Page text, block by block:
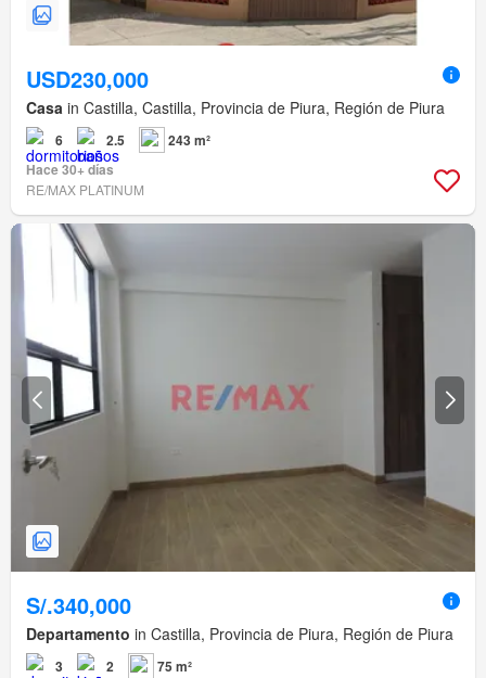
USD230,000
Casa in Castilla, Castilla, Provincia de Piura, Región de Piura
6 2.5
243 m²
Hace 30+ días
RE/MAX PLATINUM
S/.340,000
Departamento in Castilla, Provincia de Piura, Región de Piura
3 2
75 m²